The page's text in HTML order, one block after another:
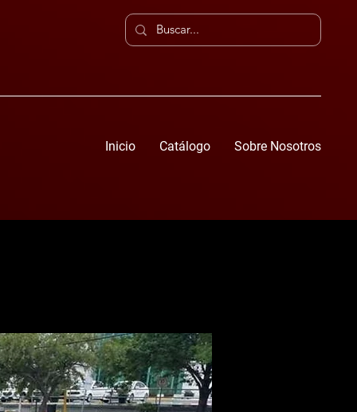
Inicio Catálogo Sobre Nosotros